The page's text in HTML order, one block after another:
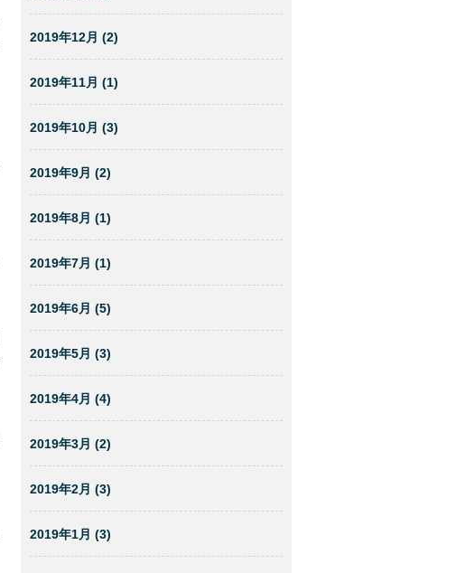
2019年12月 (2)
2019年11月 (1)
2019年10月 (3)
2019年9月 (2)
2019年8月 (1)
2019年7月 (1)
2019年6月 (5)
2019年5月 (3)
2019年4月 (4)
2019年3月 (2)
2019年2月 (3)
2019年1月 (3)